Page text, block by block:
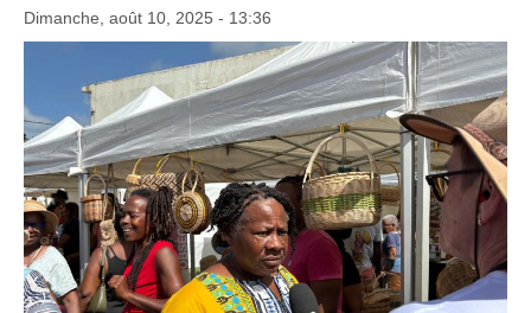
Dimanche, août 10, 2025 - 13:36